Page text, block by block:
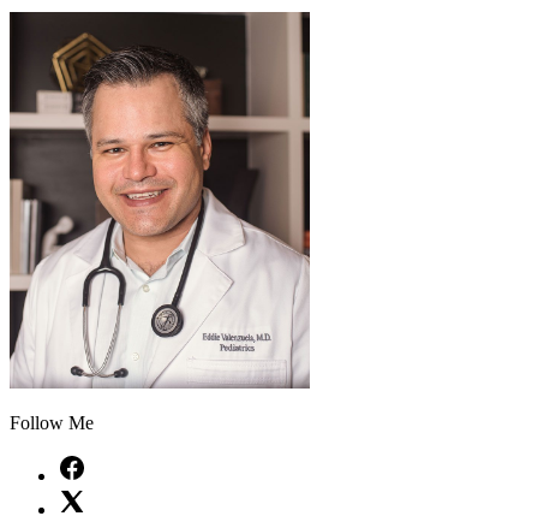
Follow Me